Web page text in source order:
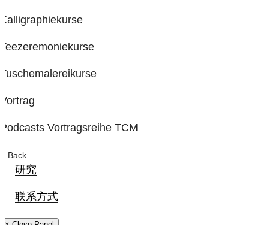
Kalligraphiekurse
Teezeremoniekurse
Tuschemalereikurse
Vortrag
Podcasts Vortragsreihe TCM
Back
研究
联系方式
× Close Panel